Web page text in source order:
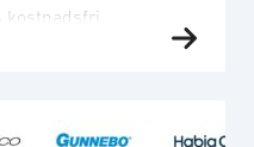
kostnadsfri
upphandlings- och
medlemsföretagen